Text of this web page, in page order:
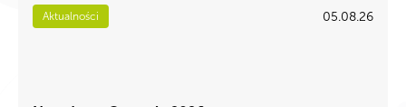
Aktualności 05.08.26